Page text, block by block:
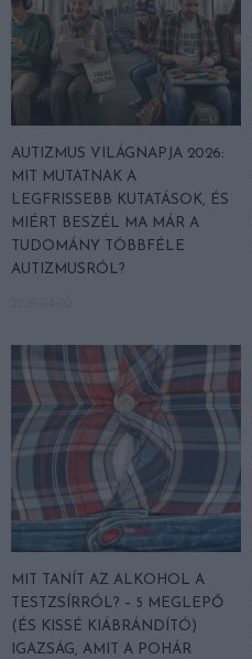
AUTIZMUS VILÁGNAPJA 2026:
MIT MUTATNAK A
LEGFRISSEBB KUTATÁSOK, ÉS
MIÉRT BESZÉL MA MÁR A
TUDOMÁNY TÖBBFÉLE
AUTIZMUSRÓL?
MIT TANÍT AZ ALKOHOL A
TESTZSÍRRÓL? – 5 MEGLEPŐ
(ÉS KISSÉ KIÁBRÁNDÍTÓ)
IGAZSÁG, AMIT A POHÁR